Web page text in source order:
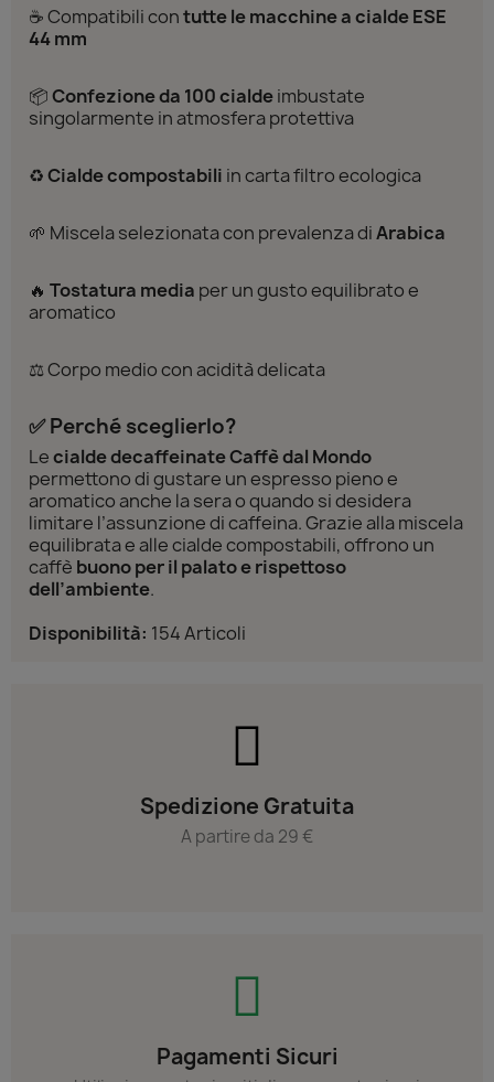
☕ Compatibili contutte le macchine a cialde ESE
44 mm
📦Confezione da 100 cialdeimbustate
singolarmente in atmosfera protettiva
♻️Cialde compostabili in carta filtro ecologica
🌱 Miscela selezionata con prevalenza diArabica
🔥 Tostatura media per un gusto equilibrato e
aromatico
⚖️ Corpo medio con acidità delicata
✅ Perché sceglierlo?
Lecialde decaffeinate Caffè dal Mondo
permettono di gustare un espresso pieno e
aromatico anche la sera o quando si desidera
limitare l’assunzione di caffeina. Grazie alla miscela
equilibrata e alle cialde compostabili, offrono un
caffè buono per il palato e rispettoso
dell’ambiente.
Disponibilità: 154 Articoli
Spedizione Gratuita
A partire da 29 €
Pagamenti Sicuri